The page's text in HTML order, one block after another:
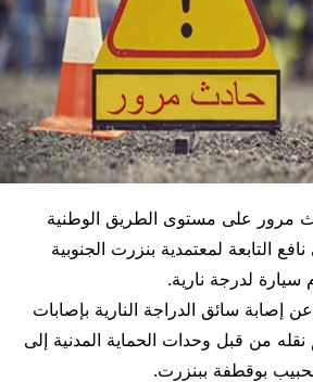
مرور على مستوى الطريق الوطنية
نافع التابعة لمعتمدية بنزرت الجنوبية
لدرجة نارية.
إصابة سائق الدراجة النارية بإصابات
من قبل وحدات الحماية المدنية إلى
بوقطفة ببنزرت.